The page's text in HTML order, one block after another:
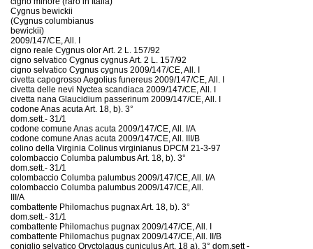
Cygnus bewickii
(Cygnus columbianus
bewickii)
2009/147/CE, All. I
cigno reale Cygnus olor Art. 2 L. 157/92
cigno selvatico Cygnus cygnus Art. 2 L. 157/92
cigno selvatico Cygnus cygnus 2009/147/CE, All. I
civetta capogrosso Aegolius funereus 2009/147/CE, All. I
civetta delle nevi Nyctea scandiaca 2009/147/CE, All. I
civetta nana Glaucidium passerinum 2009/147/CE, All. I
codone Anas acuta Art. 18, b). 3°
dom.sett.- 31/1
codone comune Anas acuta 2009/147/CE, All. I/A
codone comune Anas acuta 2009/147/CE, All. III/B
colino della Virginia Colinus virginianus DPCM 21-3-97
colombaccio Columba palumbus Art. 18, b). 3°
dom.sett.- 31/1
colombaccio Columba palumbus 2009/147/CE, All. I/A
colombaccio Columba palumbus 2009/147/CE, All.
III/A
combattente Philomachus pugnax Art. 18, b). 3°
dom.sett.- 31/1
combattente Philomachus pugnax 2009/147/CE, All. I
combattente Philomachus pugnax 2009/147/CE, All. II/B
coniglio selvatico Oryctolagus cuniculus Art. 18 a). 3° dom.sett -